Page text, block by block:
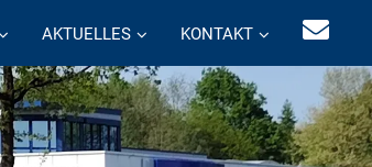
AKTUELLES KONTAKT